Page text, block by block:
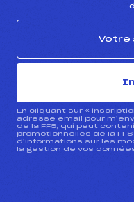
En cliquant sur «
adresse email pour
de la FFS, qui peut
promotionnelles de la
d’informations sur les
la gestion de vos